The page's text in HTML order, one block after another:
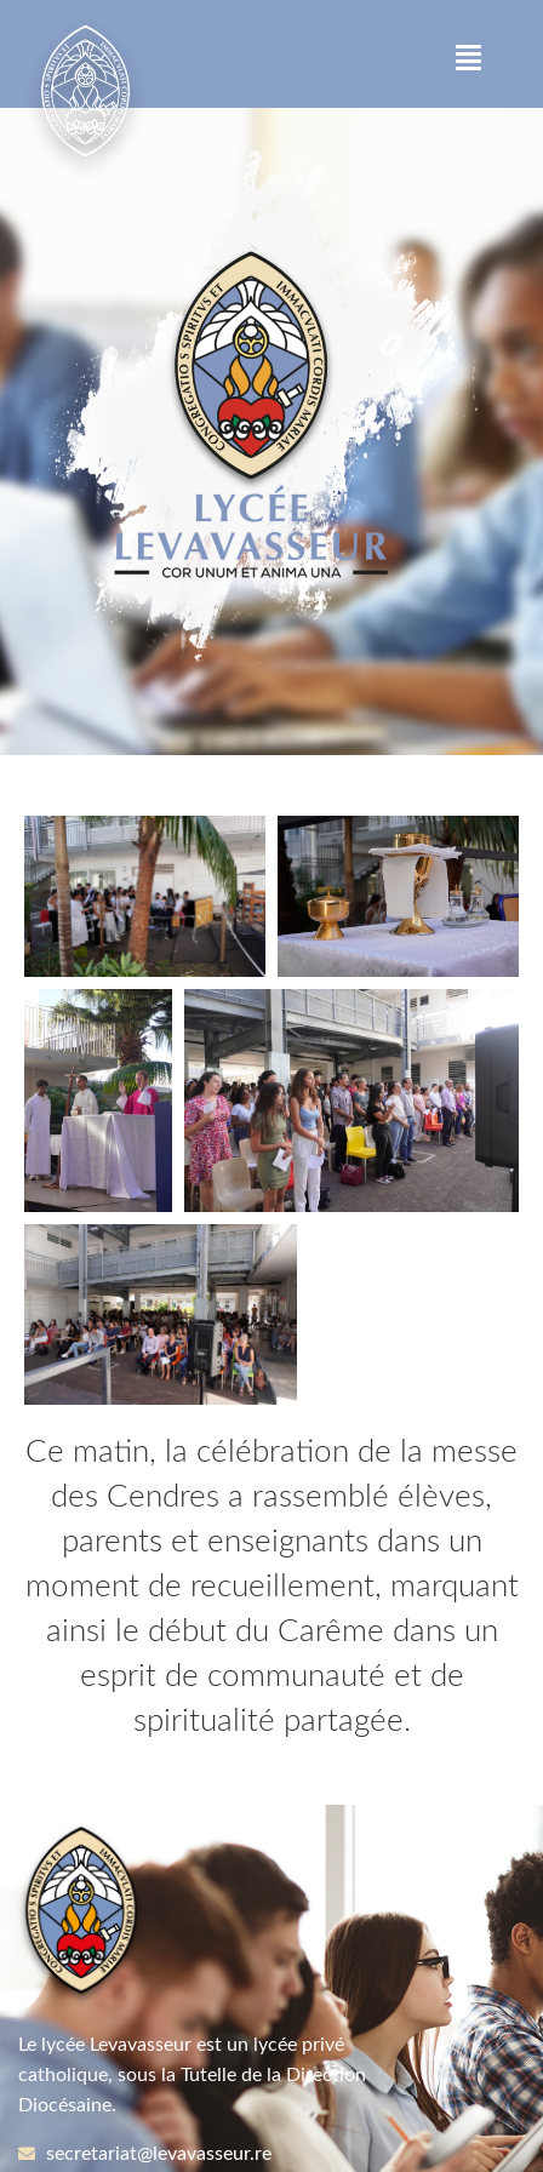
Ce matin, la célébration de la messe
des Cendres a rassemblé élèves,
parents et enseignants dans un
moment de recueillement, marquant
ainsi le début du Carême dans un
esprit de communauté et de
spiritualité partagée.
Le lycée Levavasseur est un lycée privé
catholique, sous la Tutelle de la Direction
Diocésaine.
secretariat@levavasseur.re